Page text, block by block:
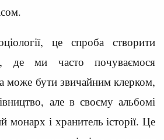
це спроба створити
де ми часто почуваємося
може бути звичайним клерком,
але в своєму альбомі
і хранитель історії. Це